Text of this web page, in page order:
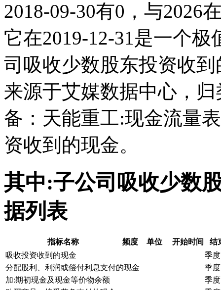
2018-09-30有0，与2026
它在2019-12-31是一个
司吸收少数股东投资收
来源于艾媒数据中心，
备：天能重工:现金流量
资收到的现金。
其中:子公司吸收少数
据列表
指标名称 频度 单位 开始时间
结
吸收投资收到的现金
季度
分配股利、利润或偿付利息支付的现金
季度
加:期初现金及现金等价物余额
季度